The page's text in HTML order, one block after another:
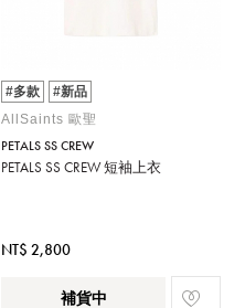
#多款
#新品
AllSaints 歐聖
PETALS SS CREW
PETALS SS CREW 短袖上衣
NT$ 2,800
補貨中